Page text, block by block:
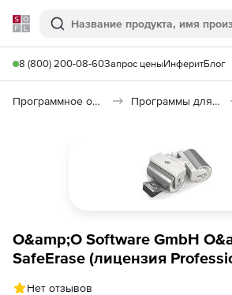
Softline
Поиск
8 (800) 200-08-60Запрос ценыИнферитБлог
Программное обеспечение для работы с файлами и дисками Программы для очистки диска
O&amp;O Software GmbH
SafeErase (лицензия
Нет отзывов